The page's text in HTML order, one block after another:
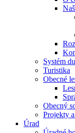
Systém
Turistika
Obecné
Obecný
Projekty
Úrad